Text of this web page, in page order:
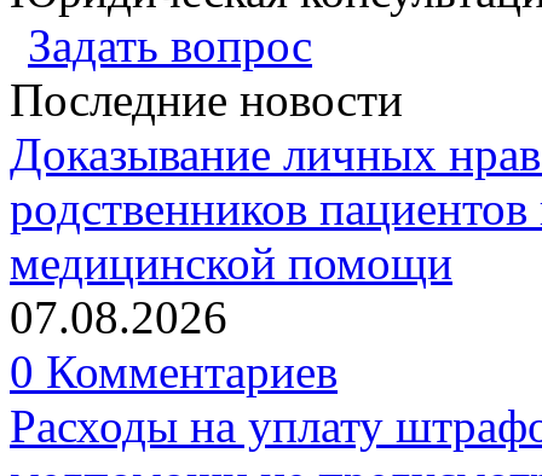
Задать вопрос
Последние новости
Доказывание личных
родственников
медицинской помощи
07.08.2026
0 Комментариев
Расходы на уплату